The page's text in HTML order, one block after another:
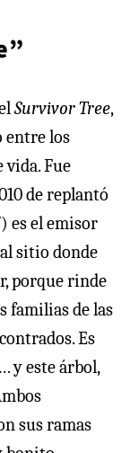
Survivor Tree,
entre los
vida. Fue
de replantó
es el emisor
sitio donde
porque rinde
familias de las
Es
y este árbol,
sus ramas